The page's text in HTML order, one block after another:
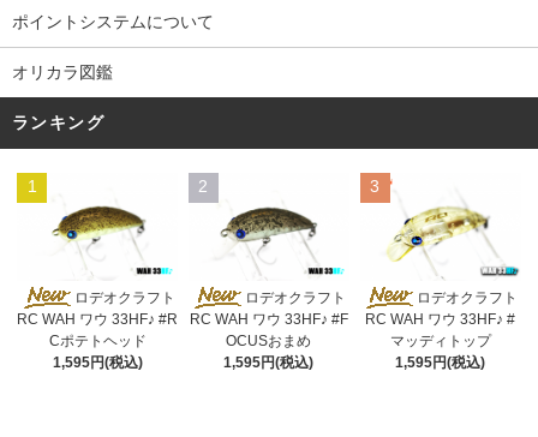
ポイントシステムについて
オリカラ図鑑
ランキング
1
ロデオクラフト
RC WAH ワウ 33HF♪ #R
Cポテトヘッド
1,595円(税込)
2
ロデオクラフト
RC WAH ワウ 33HF♪ #F
OCUSおまめ
1,595円(税込)
3
ロデオクラフト
RC WAH ワウ 33HF♪ #
マッディトップ
1,595円(税込)